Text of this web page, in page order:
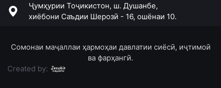
Ҷумҳурии Тоҷикистон, ш. Душанбе,
хиёбони Саъдии Шерозӣ - 16, ошёнаи 10.
Сомонаи маҷаллаи ҳармоҳаи давлатии сиёсӣ, иҷтимоӣ
ва фарҳангӣ.
Created by: